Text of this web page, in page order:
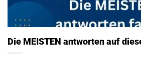
Die MEISTEN antworten auf